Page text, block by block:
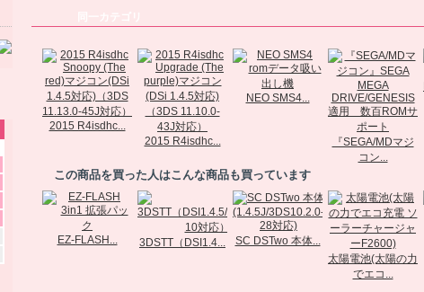
2015 R4isdhc...
2015 R4isdhc...
NEO SMS4...
『SEGA/MDマジ
コン...
この商品を買った人はこんな商品も買っています
EZ-FLASH... 3DSTT（DSI1.4...
SC DSTwo 本体...
太陽電池(太陽の力
でエコ...